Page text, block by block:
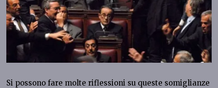
Si possono fare molte riflessioni su queste somiglianze